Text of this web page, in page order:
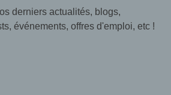
derniers actualités, blogs,
événements, offres d'emploi, etc !